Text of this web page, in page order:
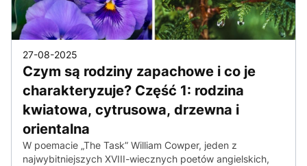
27-08-2025
Czym są rodziny zapachowe i co je
charakteryzuje? Część 1: rodzina
kwiatowa, cytrusowa, drzewna i
orientalna
W poemacie „The Task” William Cowper, jeden z
najwybitniejszych XVIII-wiecznych poetów angielskich,